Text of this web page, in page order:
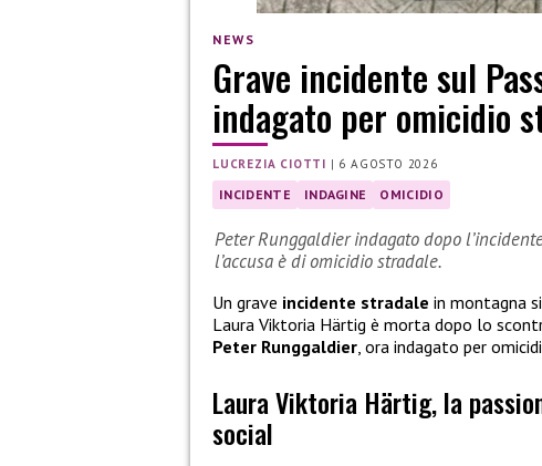
NEWS
Grave incidente sul
indagato per omicidio
LUCREZIA CIOTTI | 6 AGOSTO 2026
INCIDENTE INDAGINE OMICIDIO
Peter Runggaldier indagato dopo
l’accusa è di omicidio stradale.
Un grave incidente stradale in montagna
Laura Viktoria Härtig è morta dopo lo
Peter Runggaldier , ora indagato per
Laura Viktoria Härtig, la
social